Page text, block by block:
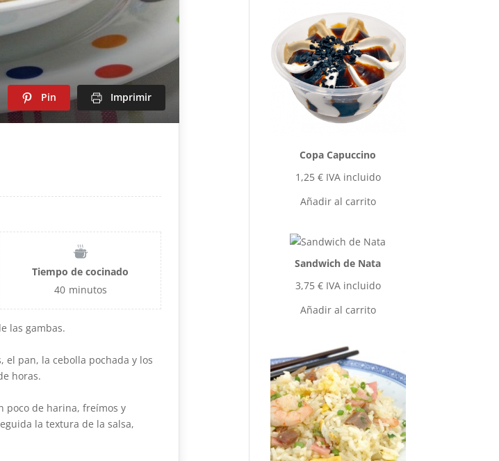
Pin Imprimir
Tiempo de cocinado
40 minutos
las gambas.
el pan, la cebolla pochada y los
horas.
poco de harina, freímos y
la textura de la salsa,
Copa Capuccino
1,25 € IVA incluido
Añadir al carrito
Sandwich de Nata
3,75 € IVA incluido
Añadir al carrito